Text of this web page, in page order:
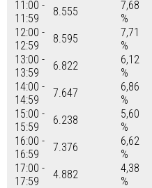
11:00 -
11:59
8.555
7,68
%
12:00 -
12:59
8.595
7,71
%
13:00 -
13:59
6.822
6,12
%
14:00 -
14:59
7.647
6,86
%
15:00 -
15:59
6.238
5,60
%
16:00 -
16:59
7.376
6,62
%
17:00 -
17:59
4.882
4,38
%